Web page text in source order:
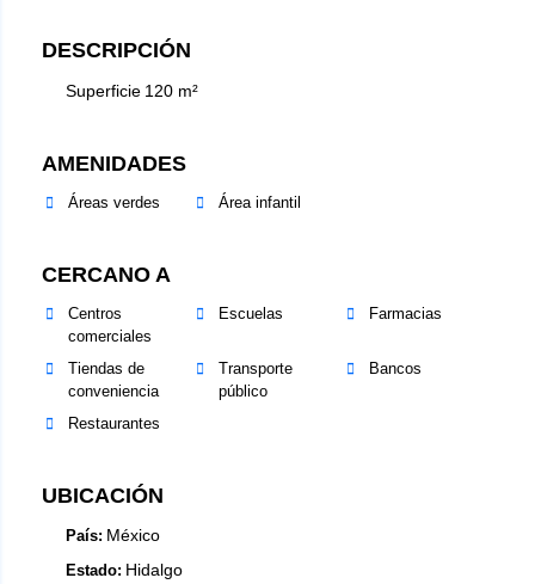
DESCRIPCIÓN
Superficie 120 m²
AMENIDADES
Áreas verdes Área infantil
CERCANO A
Centros
comerciales
Escuelas Farmacias
Tiendas de
conveniencia
Transporte
público
Bancos
Restaurantes
UBICACIÓN
País: México
Estado: Hidalgo